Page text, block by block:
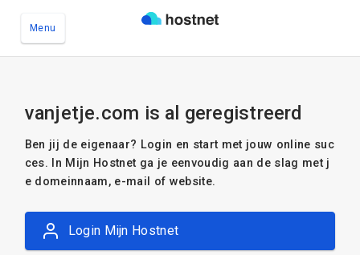
Menu
vanjetje.com is al geregistreerd
Ben jij de eigenaar? Login en start met jouw online suc
ces. In Mijn Hostnet ga je eenvoudig aan de slag met j
e domeinnaam, e-mail of website.
Login Mijn Hostnet